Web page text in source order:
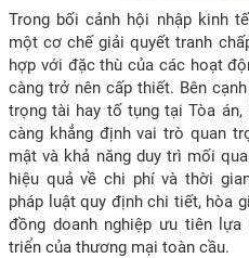
Trong bối cảnh hội nhập kinh
một cơ chế giải quyết tranh
hợp với đặc thù của các hoạt
càng trở nên cấp thiết. Bên
trọng tài hay tố tụng tại Tòa
càng khẳng định vai trò quan
mật và khả năng duy trì mối
hiệu quả về chi phí và thời
pháp luật quy định chi tiết, hòa
đồng doanh nghiệp ưu tiên
triển của thương mại toàn cầu.